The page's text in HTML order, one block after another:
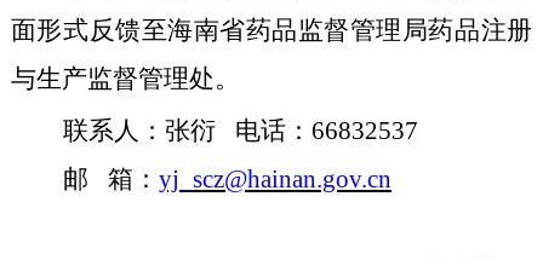
面形式反馈至海南省药品监督管理局药品注册
与生产监督管理处。
联系人：张衍 电话：66832537
邮 箱： yj_scz@hainan.gov.cn